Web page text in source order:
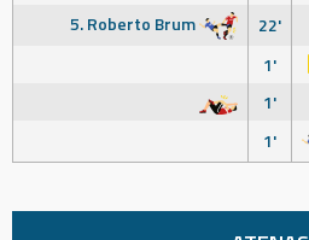
5. Roberto Brum
22'
1'
1'
1'